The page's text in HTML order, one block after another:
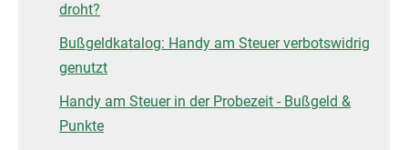
droht?
Bußgeldkatalog: Handy am Steuer verbotswidrig
genutzt
Handy am Steuer in der Probezeit - Bußgeld &
Punkte